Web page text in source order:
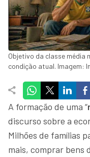
Objetivo da classe média
condição atual. Imagem:
A formação de uma “
discurso sobre a
Milhões de famílias
mais, comprar bens